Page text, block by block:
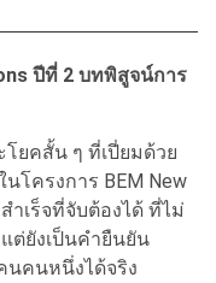
ปีที่ 2 บทพิสูจน์การ
ยคสั้น ๆ ที่เปี่ยมด้วย
โครงการ BEM New
ำเร็จที่จับต้องได้ ที่ไม่
ต่ยังเป็นคำยืนยัน
นคนหนึ่งได้จริง